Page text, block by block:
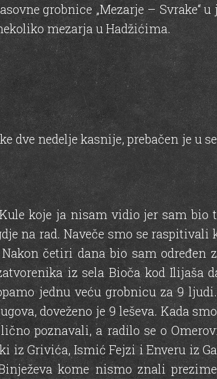
grobnice „Mezarje – Svrake“ u
mezarja u Hadžićima.
dve nedelje kasnije, prebačen je u
koje ja nisam vidio jer sam bio
na rad. Naveče smo se raspitivali
četiri dana bio sam određen
iz sela Bioča kod Ilijaša
jednu veću grobnicu za 9
doveženo je 9 leševa. Kada
poznavali, a radilo se o
iz Grivića, Ismić Fejzi i Enveru iz
kome nismo znali